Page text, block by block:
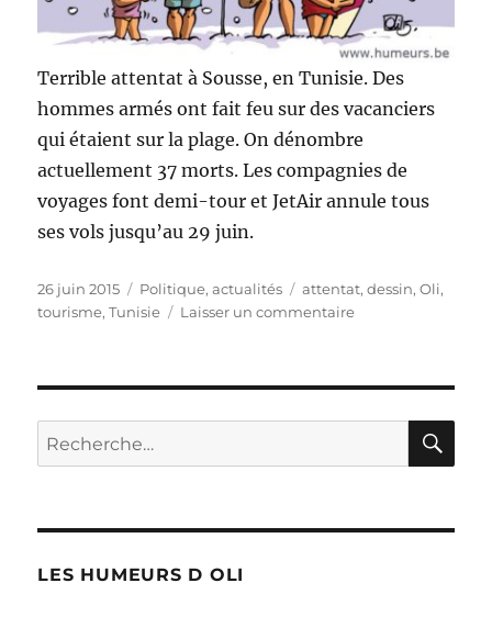
Terrible attentat à Sousse, en Tunisie. Des
hommes armés ont fait feu sur des vacanciers
qui étaient sur la plage. On dénombre
actuellement 37 morts. Les compagnies de
voyages font demi-tour et JetAir annule tous
ses vols jusqu’au 29 juin.
Publié
le
26 juin 2015 Catégories
Politique, actualités Étiquettes
attentat,dessin,Oli,
tourisme,Tunisie Laisser un commentairesur
Recherche
pour :
LES HUMEURS D OLI